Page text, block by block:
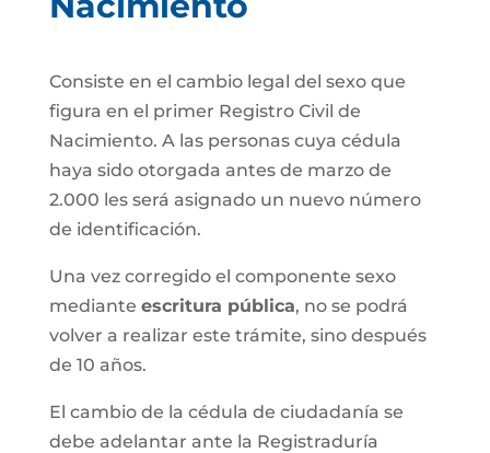
Consiste en el cambio legal del sexo que
figura en el primer Registro Civil de
Nacimiento. A las personas cuya cédula
haya sido otorgada antes de marzo de
2.000 les será asignado un nuevo número
de identificación.
Una vez corregido el componente sexo
mediante escritura pública, no se podrá
volver a realizar este trámite, sino después
de 10 años.
El cambio de la cédula de ciudadanía se
debe adelantar ante la Registraduría